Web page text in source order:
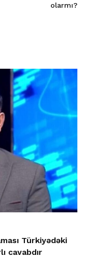
olarmı?
Türkiyədəki
cavabdır